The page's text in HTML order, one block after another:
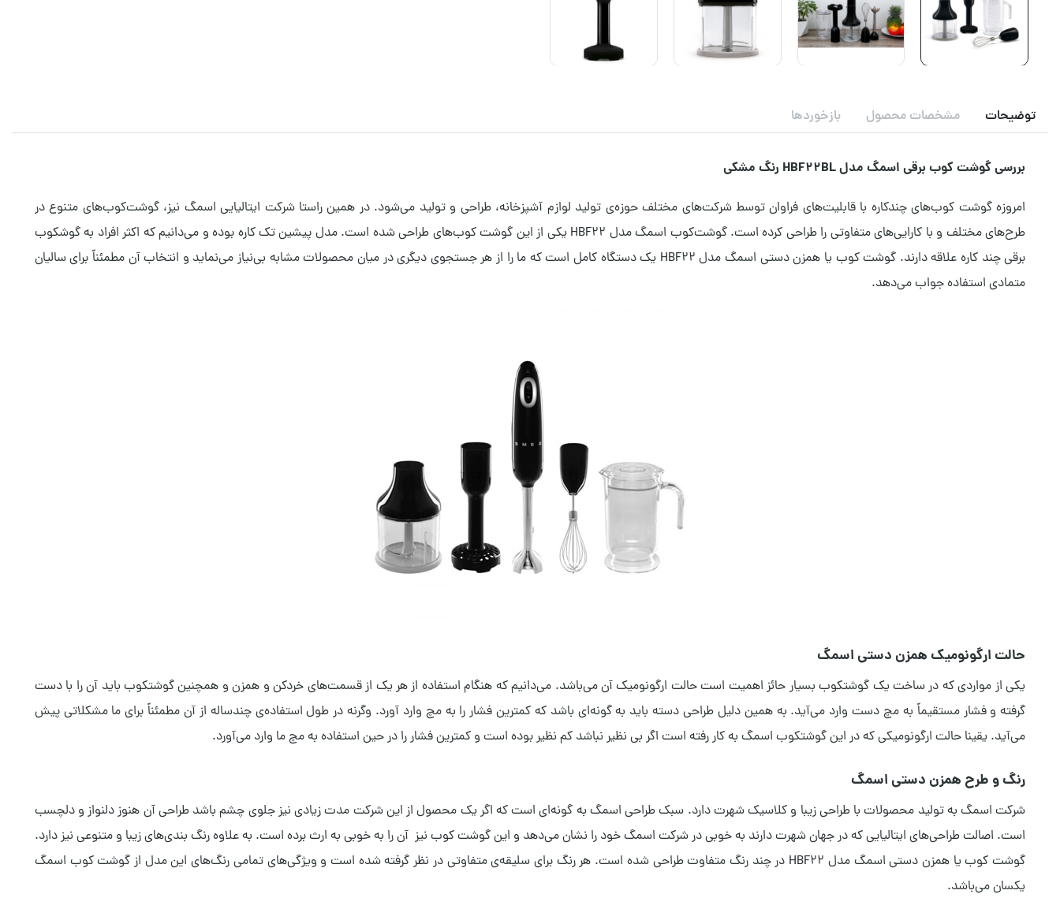
توضیحات مشخصات محصول بازخوردها
بررسی گوشت کوب برقی اسمگ مدل HBF22BL رنگ مشکی
امروزه گوشت کوب‌های چندکاره با قابلیت‌های فراوان توسط شرکت‌های مختلف حوزه‌ی تولید لوازم آشپزخانه، طراحی و تولید می‌شود. در همین راستا شرکت ایتالیایی اسمگ نیز، گوشت‌کوب‌های متنوع در
طرح‌های مختلف و با کارایی‌های متفاوتی را طراحی کرده است. گوشت‌کوب اسمگ مدل HBF22 یکی از این گوشت کوب‌های طراحی شده است. مدل پیشین تک کاره بوده و می‌دانیم که اکثر افراد به گوشکوب
برقی چند کاره علاقه دارند. گوشت کوب یا همزن دستی اسمگ مدل HBF22 یک دستگاه کامل است که ما را از هر جستجوی دیگری در میان محصولات مشابه بی‌نیاز می‌نماید و انتخاب آن مطمئناً برای سالیان
متمادی استفاده جواب می‌دهد.
حالت ارگونومیک همزن دستی اسمگ
یکی از مواردی که در ساخت یک گوشتکوب بسیار حائز اهمیت است حالت ارگونومیک آن می‌باشد. می‌دانیم که هنگام استفاده از هر یک از قسمت‌های خردکن و همزن و همچنین گوشتکوب باید آن را با دست
گرفته و فشار مستقیماً به مچ دست وارد می‌آید. به همین دلیل طراحی دسته باید به گونه‌ای باشد که کمترین فشار را به مچ وارد آورد. وگرنه در طول استفاده‌ی چندساله از آن مطمئناً برای ما مشکلاتی پیش
می‌آید. یقینا حالت ارگونومیکی که در این گوشتکوب اسمگ به کار رفته است اگر بی نظیر نباشد کم نظیر بوده است و کمترین فشار را در حین استفاده به مچ ما وارد می‌آورد.
رنگ و طرح همزن دستی اسمگ
شرکت اسمگ به تولید محصولات با طراحی زیبا و کلاسیک شهرت دارد. سبک طراحی اسمگ به‌ گونه‌ای است که اگر یک محصول از این شرکت مدت زیادی نیز جلوی چشم باشد طراحی آن هنوز دلنواز و دلچسب
است. اصالت طراحی‌های ایتالیایی که در جهان شهرت دارند به خوبی در شرکت اسمگ خود را نشان می‌دهد و این گوشت کوب نیز آن را به خوبی به ارث برده است. به علاوه رنگ بندی‌های زیبا و متنوعی نیز دارد.
گوشت کوب یا همزن دستی اسمگ مدل HBF22 در چند رنگ متفاوت طراحی شده است. هر رنگ برای سلیقه‌ی متفاوتی در نظر گرفته شده است و ویژگی‌های تمامی رنگ‌های این مدل از گوشت کوب اسمگ
یکسان می‌باشد.